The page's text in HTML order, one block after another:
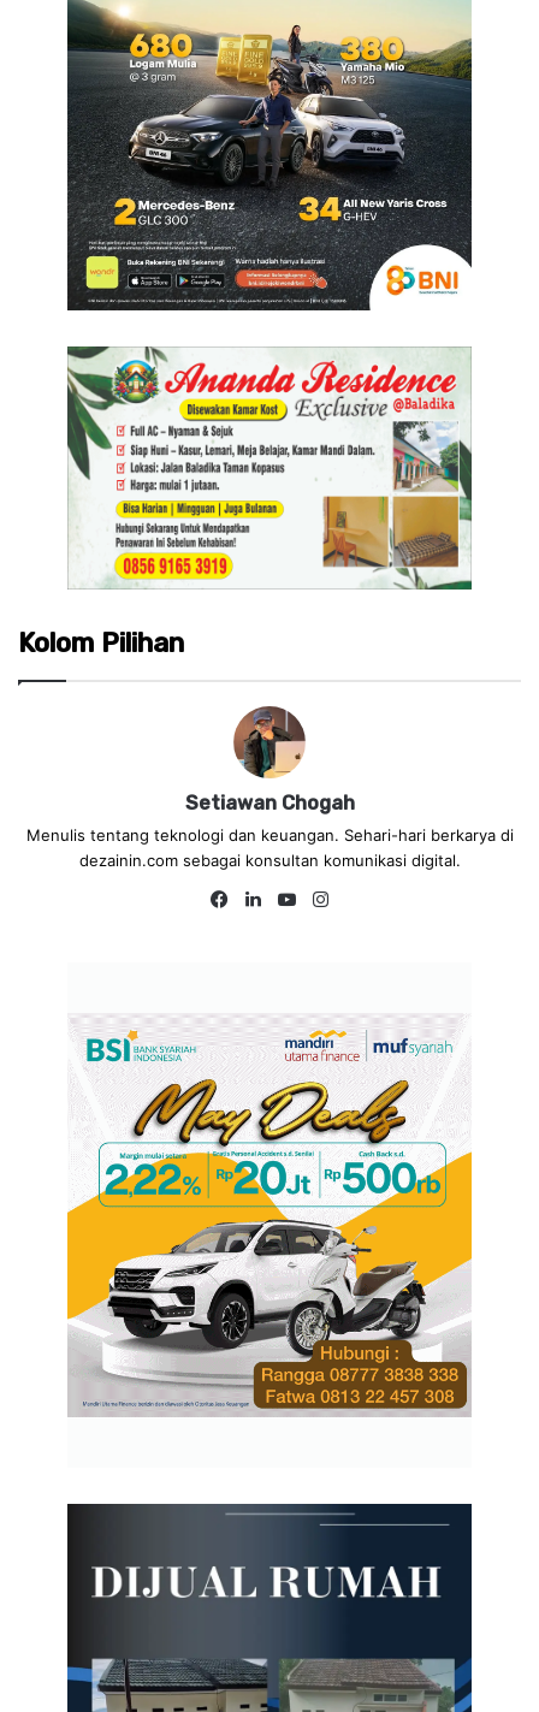
Kolom Pilihan
Setiawan Chogah
Menulis tentang teknologi dan keuangan. Sehari-hari berkarya di
dezainin.com sebagai konsultan komunikasi digital.
Fa
Lin
Yo